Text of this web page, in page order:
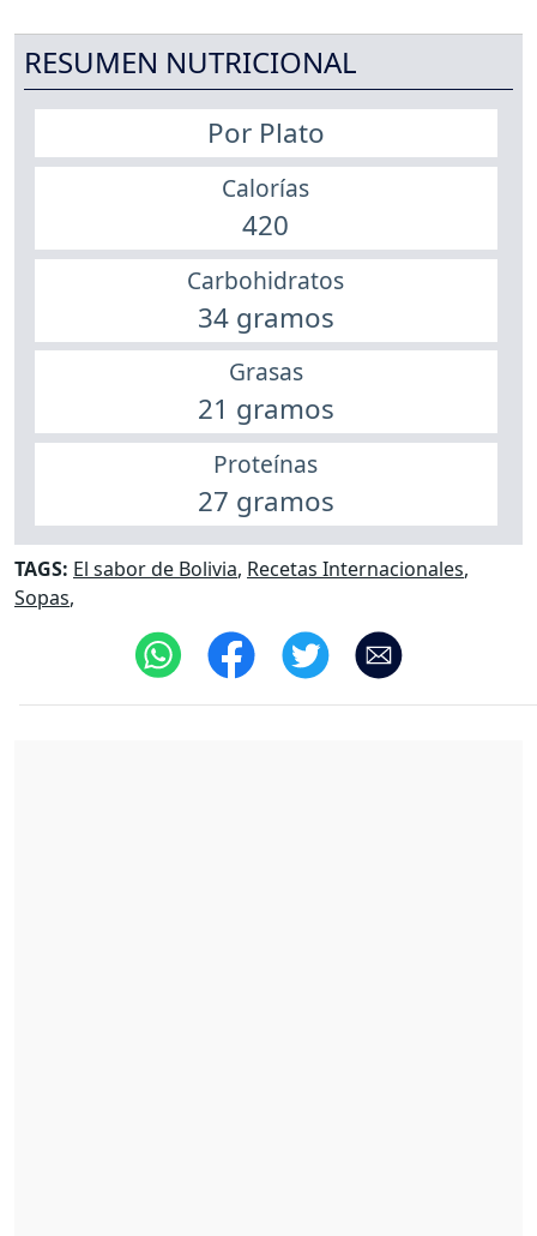
RESUMEN NUTRICIONAL
Por Plato
Calorías
420
Carbohidratos
34 gramos
Grasas
21 gramos
Proteínas
27 gramos
TAGS: El sabor de Bolivia, Recetas Internacionales,
Sopas,